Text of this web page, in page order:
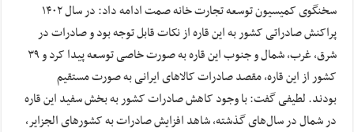
سخنگوی کمیسیون توسعه تجارت خانه صمت ادامه داد: در سال ۱۴۰۲
پراکنش صادراتی کشور به این قاره از نکات قابل توجه بود و صادرات در
شرق، غرب، شمال و جنوب این قاره به صورت خاصی توسعه پیدا کرد و ۳۹
کشور از این قاره، مقصد صادرات کالاهای ایرانی به صورت مستقیم
بودند. لطیفی گفت: با وجود کاهش صادرات کشور به بخش سفید این قاره
در شمال در سال‌های گذشته، شاهد افزایش صادرات به کشورهای الجزایر،